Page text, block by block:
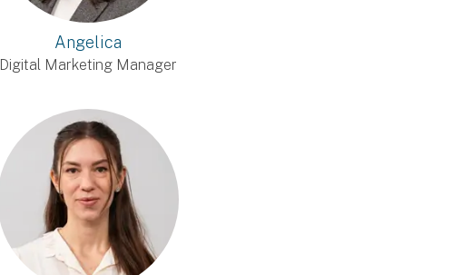
Angelica
Digital Marketing Manager